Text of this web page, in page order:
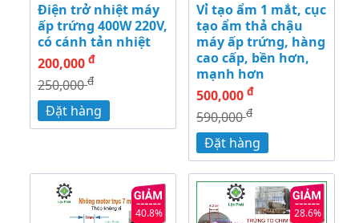
Điện trở nhiệt máy
ấp trứng 400W 220V,
có cánh tản nhiệt
200,000 đ
250,000đ
Đặt hàng
Vỉ tạo ẩm 1 mắt, cục
tạo ẩm thả chậu
máy ấp trứng, hàng
cao cấp, bền hơn,
mạnh hơn
500,000 đ
590,000đ
Đặt hàng
40.8% 28.6%